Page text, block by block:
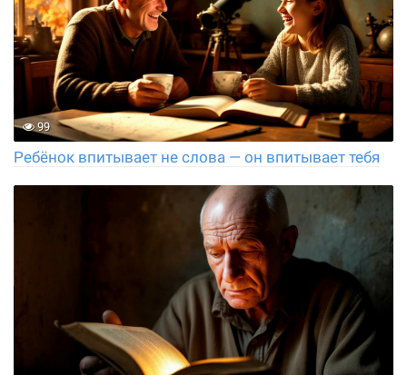
99
Ребёнок впитывает не слова — он впитывает тебя